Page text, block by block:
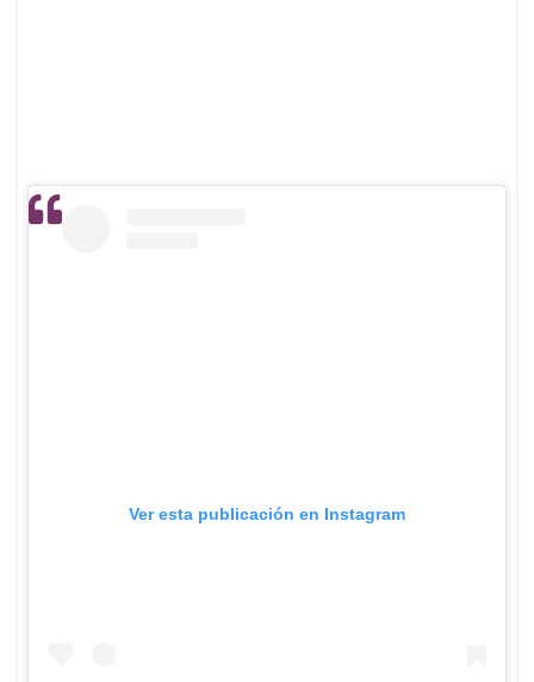
Ver esta publicación en Instagram